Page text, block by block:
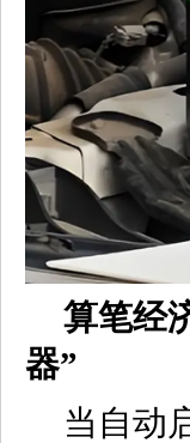
算笔经
器”
当自动